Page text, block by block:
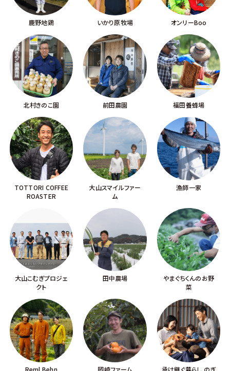
鹿野地鶏 いかり原牧場 オンリーBoo
北村きのこ園 前田農園 福田養蜂場
TOTTORI COFFEE
ROASTER
大山スマイルファー
ム
漁師一家
大山こむぎプロジェ
クト
田中農場
やまぐちくんのお野
菜
Reml Behn 岡崎ファーム 承け継ぐ暮らし のぎ